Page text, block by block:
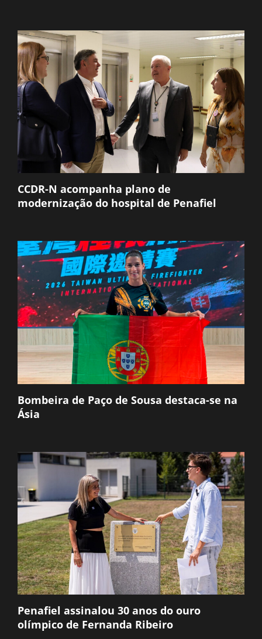
CCDR-N acompanha plano de
modernização do hospital de Penafiel
Bombeira de Paço de Sousa destaca-se na
Ásia
Penafiel assinalou 30 anos do ouro
olímpico de Fernanda Ribeiro